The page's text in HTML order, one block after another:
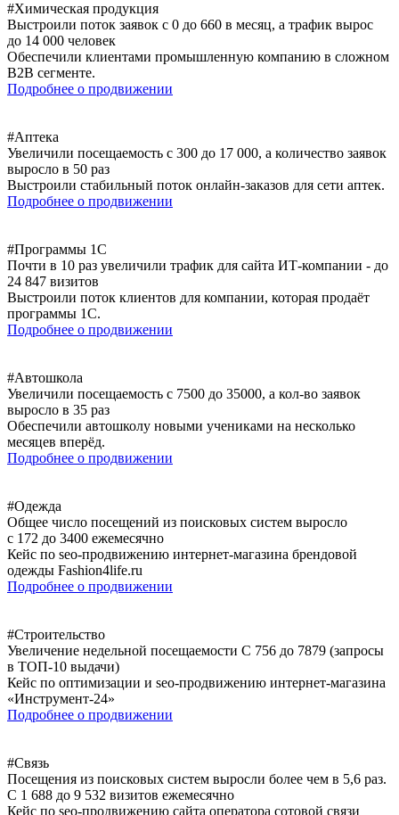
#Химическая продукция
Выстроили поток заявок с 0 до 660 в месяц, а трафик вырос
до 14 000 человек
Обеспечили клиентами промышленную компанию в сложном
B2B сегменте.
Подробнее о продвижении
#Аптека
Увеличили посещаемость с 300 до 17 000, а количество заявок
выросло в 50 раз
Выстроили стабильный поток онлайн-заказов для сети аптек.
Подробнее о продвижении
#Программы 1С
Почти в 10 раз увеличили трафик для сайта ИТ-компании - до
24 847 визитов
Выстроили поток клиентов для компании, которая продаёт
программы 1С.
Подробнее о продвижении
#Автошкола
Увеличили посещаемость с 7500 до 35000, а кол-во заявок
выросло в 35 раз
Обеспечили автошколу новыми учениками на несколько
месяцев вперёд.
Подробнее о продвижении
#Одежда
Общее число посещений из поисковых систем выросло
c 172 до 3400 ежемесячно
Кейс по seo-продвижению интернет-магазина брендовой
одежды Fashion4life.ru
Подробнее о продвижении
#Строительство
Увеличение недельной посещаемости С 756 до 7879 (запросы
в ТОП-10 выдачи)
Кейс по оптимизации и seo-продвижению интернет-магазина
«Инструмент-24»
Подробнее о продвижении
#Связь
Посещения из поисковых систем выросли более чем в 5,6 раз.
С 1 688 до 9 532 визитов ежемесячно
Кейс по seo-продвижению сайта оператора сотовой связи